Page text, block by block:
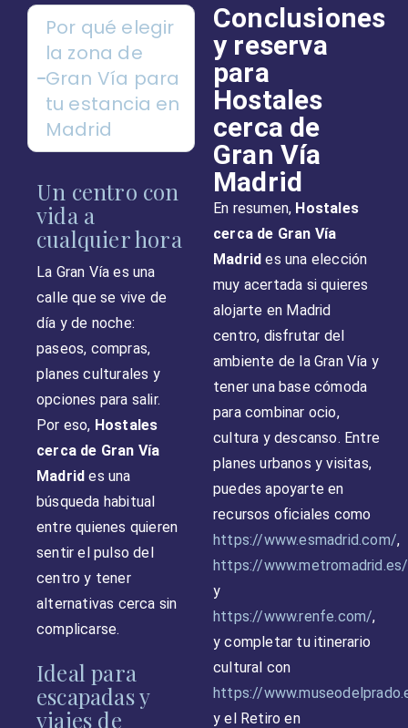
Por qué elegir
la zona de
Gran Vía para
tu estancia en
Madrid
Un centro con
vida a
cualquier hora
La Gran Vía es una
calle que se vive de
día y de noche:
paseos, compras,
planes culturales y
opciones para salir.
Por eso, Hostales
cerca de Gran Vía
Madrid es una
búsqueda habitual
entre quienes quieren
sentir el pulso del
centro y tener
alternativas cerca sin
complicarse.
Ideal para
escapadas y
viajes de
Conclusiones
y reserva
para
Hostales
cerca de
Gran Vía
Madrid
En resumen, Hostales
cerca de Gran Vía
Madrid es una elección
muy acertada si quieres
alojarte en Madrid
centro, disfrutar del
ambiente de la Gran Vía y
tener una base cómoda
para combinar ocio,
cultura y descanso. Entre
planes urbanos y visitas,
puedes apoyarte en
recursos oficiales como
https://www.esmadrid.com/,
https://www.metromadrid.es/
y
https://www.renfe.com/,
y completar tu itinerario
cultural con
https://
y el Retiro en